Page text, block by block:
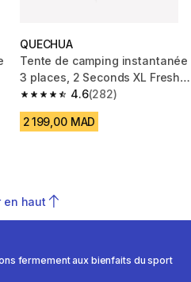
QUECHUA
Tente de camping instantanée
3 places, 2 Seconds XL Fresh &
Black
4.6
4.6 out of 5 stars from 282
(282)
2 199,00 MAD
en haut
fermement aux bienfaits du sport